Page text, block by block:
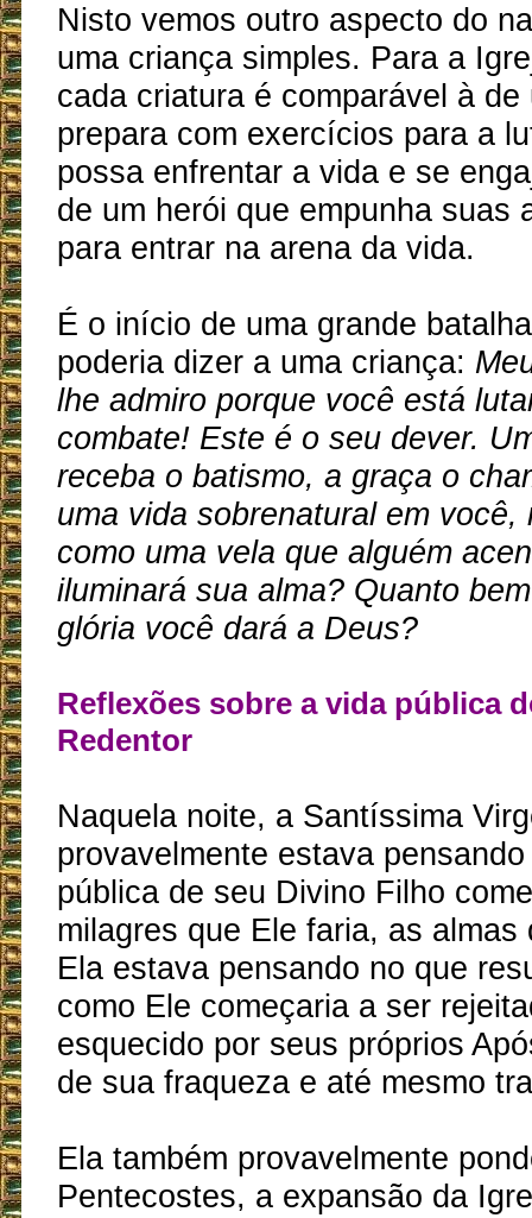
Nisto vemos outro aspecto do
uma criança simples. Para a
cada criatura é comparável à
prepara com exercícios para a
possa enfrentar a vida e se
de um herói que empunha suas
para entrar na arena da vida.
É o início de uma grande
poderia dizer a uma criança:
lhe admiro porque você está
combate! Este é o seu dever.
receba o batismo, a graça o
uma vida sobrenatural em você,
como uma vela que alguém
iluminará sua alma? Quanto
glória você dará a Deus?
Reflexões sobre a vida pública
Redentor
Naquela noite, a Santíssima
provavelmente estava
pública de seu Divino Filho
milagres que Ele faria, as almas
Ela estava pensando no que
como Ele começaria a ser
esquecido por seus próprios
de sua fraqueza e até mesmo
Ela também provavelmente
Pentecostes, a expansão da